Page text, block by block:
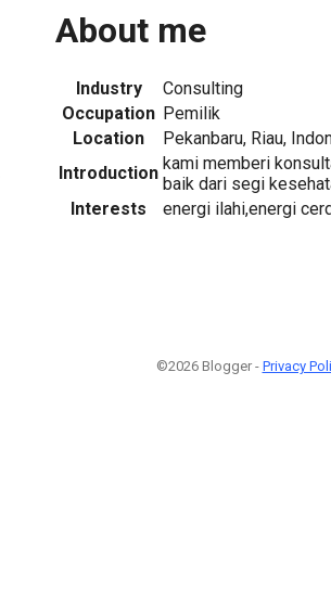
About me
Industry
Consulting
Occupation Pemilik
Location
Pekanbaru, Riau,
Introduction kami memberi
baik dari segi
Interests
energi ilahi,energi
©2026 Blogger - Privacy